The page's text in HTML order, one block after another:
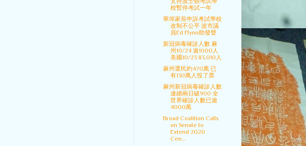
校暫停考試一年
華埠家長申訴考試學校
改制不公平 波市議
員Ed Flynn助發聲
新冠病毒確診人數 麻
州10/24 逾1000人
美國10/23 83,010人
麻州選民約470萬 已
有130萬人投了票
麻州新冠病毒確診人數
連續兩日破900 全
世界確診人數已逾
4000萬
Broad Coalition Calls
on Senate to
Extend 2020
Cen...